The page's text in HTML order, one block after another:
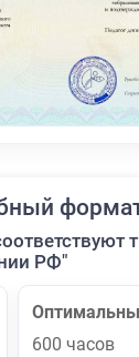
РФ"
600 часов